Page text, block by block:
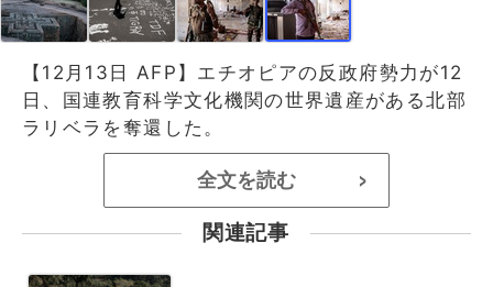
【12月13日 AFP】エチオピアの反政府勢力が12
日、国連教育科学文化機関の世界遺産がある北部
ラリベラを奪還した。
全文を読む >
関連記事